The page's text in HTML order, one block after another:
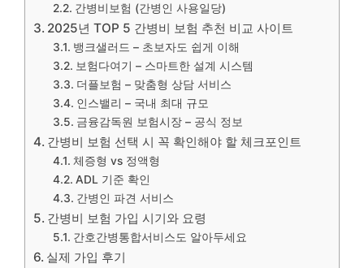
간병비보험 (간병인 사용일당)
2025년 TOP 5 간병비 보험 추천 비교 사이트
뱅크샐러드 – 초보자도 쉽게 이해
보험다여기 – 스마트한 설계 시스템
더플보험 – 맞춤형 상담 서비스
인스밸리 – 국내 최대 규모
금융감독원 보험시장 – 공식 정보
간병비 보험 선택 시 꼭 확인해야 할 체크포인트
체증형 vs 정액형
ADL 기준 확인
간병인 파견 서비스
간병비 보험 가입 시기와 요령
간호간병통합서비스도 알아두세요
실제 가입 후기